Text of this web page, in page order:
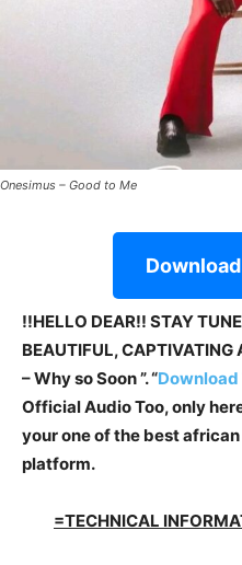
Onesimus – Good to Me
!!HELLO DEAR!! STAY
BEAUTIFUL,
– Why so Soon ”. “Download
Official Audio Too, only
your one of the best
platform.
=TECHNICAL